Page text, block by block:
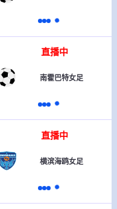
直播中
南霍巴特女足
直播中
横滨海鸥女足